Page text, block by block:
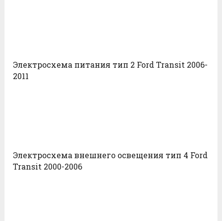
Электросхема питания тип 2 Ford Transit 2006-
2011
Электросхема внешнего освещения тип 4 Ford
Transit 2000-2006